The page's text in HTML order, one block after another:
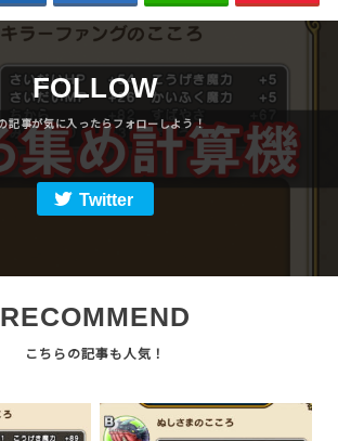
FOLLOW
Twitter
RECOMMEND